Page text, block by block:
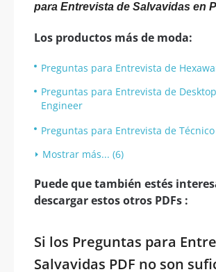
para Entrevista de Salvavidas en
Los productos más de moda:
Preguntas para Entrevista de
Preguntas para Entrevista de
Engineer
Preguntas para Entrevista de
Mostrar más... (6)
Puede que también estés
descargar estos otros PDFs :
Si los Preguntas para
Salvavidas PDF no son